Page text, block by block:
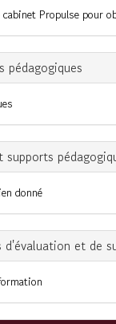
Propulse pour
pédagogiques
supports
donné
d'évaluation et de